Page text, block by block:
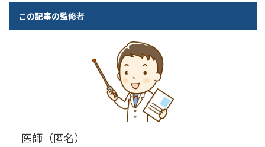
この記事の監修者
医師（匿名）